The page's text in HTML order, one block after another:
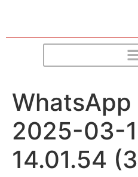
WhatsApp
2025-03-
14.01.54